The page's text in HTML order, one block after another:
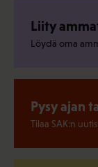
Liity
Löydä oma
Pysy ajan
Tilaa SAK:n